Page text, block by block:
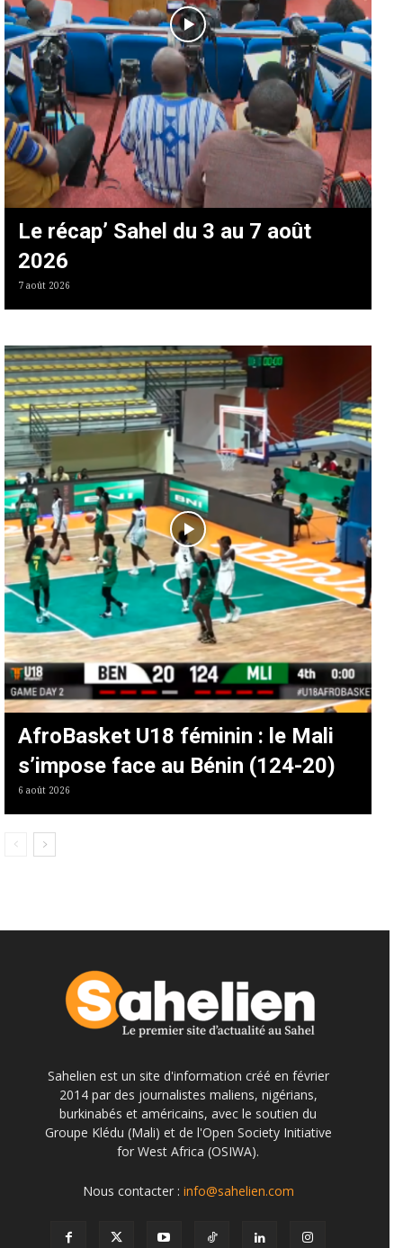
Le récap’ Sahel du 3 au 7 août
2026
7 août 2026
AfroBasket U18 féminin : le Mali
s’impose face au Bénin (124-20)
6 août 2026
Sahelien est un site d'information créé en février
2014 par des journalistes maliens, nigérians,
burkinabés et américains, avec le soutien du
Groupe Klédu (Mali) et de l'Open Society Initiative
for West Africa (OSIWA).
Nous contacter : info@sahelien.com